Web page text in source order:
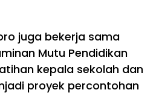
juga bekerja sama
Mutu Pendidikan
kepala sekolah dan
proyek percontohan